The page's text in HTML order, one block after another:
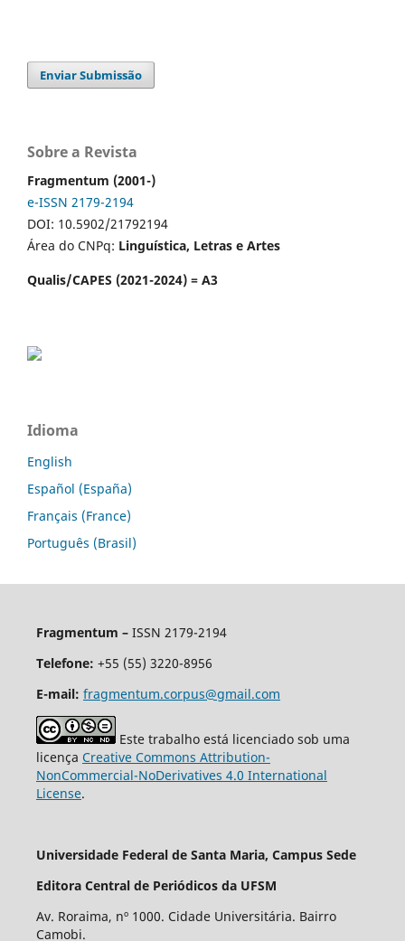
Enviar Submissão
Sobre a Revista
Fragmentum (2001-)
e-ISSN 2179-2194
DOI: 10.5902/21792194
Área do CNPq: Linguística, Letras e Artes
Qualis/CAPES (2021-2024) = A3
Idioma
English
Español (España)
Français (France)
Português (Brasil)
Fragmentum – ISSN 2179-2194
Telefone: +55 (55) 3220-8956
E-mail: fragmentum.corpus@gmail.com
Este trabalho está licenciado sob uma
licença Creative Commons Attribution-
NonCommercial-NoDerivatives 4.0 International
License.
Universidade Federal de Santa Maria, Campus Sede
Editora Central de Periódicos da UFSM
Av. Roraima, nº 1000. Cidade Universitária. Bairro
Camobi.